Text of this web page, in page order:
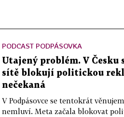
PODCAST PODPÁSOVKA
Utajený problém. V
sítě blokují politickou
nečekaná
V Podpásovce se tentokrát
nemluví. Meta začala blokovat